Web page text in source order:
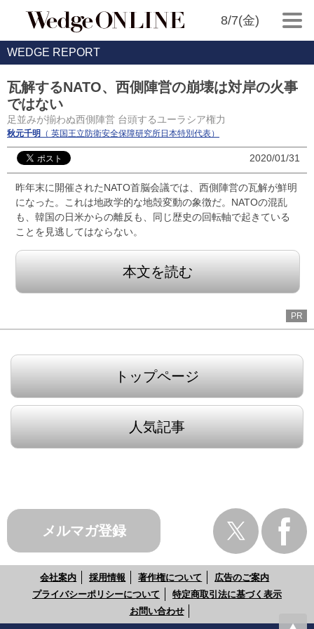
8/7(金)
WEDGE REPORT
瓦解するNATO、西側陣営の崩壊は対岸の火事
ではない
足並みが揃わぬ西側陣営 台頭するユーラシア権力
秋元千明 （ 英国王立防衛安全保障研究所日本特別代表）
2020/01/31
昨年末に開催されたNATO首脳会議では、西側陣営の瓦解が鮮明
になった。これは地政学的な地殻変動の象徴だ。NATOの混乱
も、韓国の日米からの離反も、同じ歴史の回転軸で起きている
ことを見逃してはならない。
本文を読む
PR
トップページ
人気記事
メルマガ登録
会社案内 採用情報 著作権について
広告のご案内
プライバシーポリシーについて
特定商取引法に基づく表示
お問い合わせ